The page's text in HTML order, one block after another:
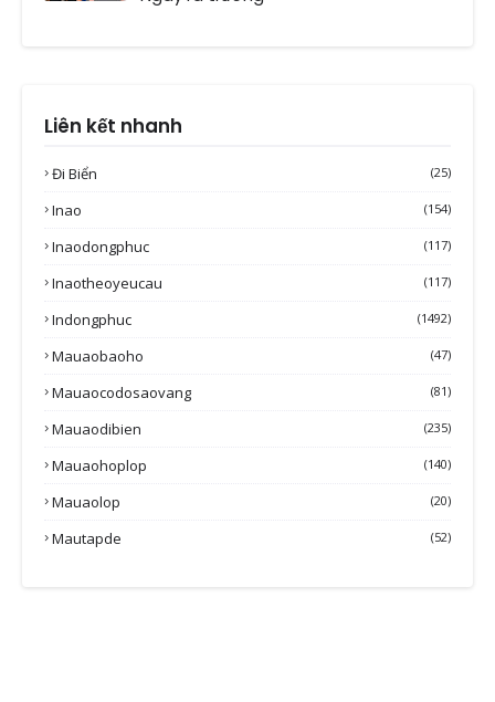
Liên kết nhanh
Đi Biển (25)
Inao (154)
Inaodongphuc (117)
Inaotheoyeucau (117)
Indongphuc (1492)
Mauaobaoho (47)
Mauaocodosaovang (81)
Mauaodibien (235)
Mauaohoplop (140)
Mauaolop (20)
Mautapde (52)